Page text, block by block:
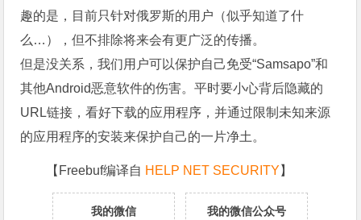
趣的是，目前只针对俄罗斯的用户（似乎知道了什
么…），但不排除将来会有更广泛的传播。
但是没关系，我们用户可以保护自己免受“Samsapo”和
其他Android恶意软件的伤害。平时要小心背后隐藏的
URL链接，看好下载的应用程序，并通过限制未知来源
的应用程序的安装来保护自己的一片净土。
【Freebuf编译自 HELP NET SECURITY 】
我的微信
我的微信公众号